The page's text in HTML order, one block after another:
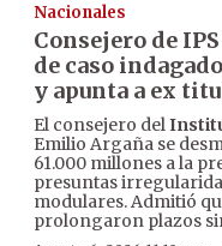
Nacionales
Consejero de
de caso
y apunta a ex
El consejero del
Emilio Argaña se
61.000 millones a la
presuntas
modulares. Admitió
prolongaron plazos